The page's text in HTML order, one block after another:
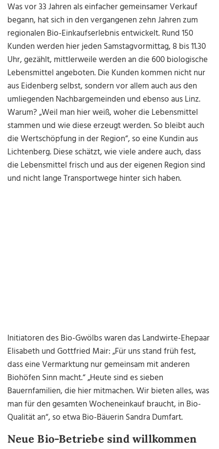
Was vor 33 Jahren als einfacher gemeinsamer Verkauf
begann, hat sich in den vergangenen zehn Jahren zum
regionalen Bio-Einkaufserlebnis entwickelt. Rund 150
Kunden werden hier jeden Samstagvormittag, 8 bis 11.30
Uhr, gezählt, mittlerweile werden an die 600 biologische
Lebensmittel angeboten. Die Kunden kommen nicht nur
aus Eidenberg selbst, sondern vor allem auch aus den
umliegenden Nachbargemeinden und ebenso aus Linz.
Warum? „Weil man hier weiß, woher die Lebensmittel
stammen und wie diese erzeugt werden. So bleibt auch
die Wertschöpfung in der Region“, so eine Kundin aus
Lichtenberg. Diese schätzt, wie viele andere auch, dass
die Lebensmittel frisch und aus der eigenen Region sind
und nicht lange Transportwege hinter sich haben.
Initiatoren des Bio-Gwölbs waren das Landwirte-Ehepaar
Elisabeth und Gottfried Mair: „Für uns stand früh fest,
dass eine Vermarktung nur gemeinsam mit anderen
Biohöfen Sinn macht.“ „Heute sind es sieben
Bauernfamilien, die hier mitmachen. Wir bieten alles, was
man für den gesamten Wocheneinkauf braucht, in Bio-
Qualität an“, so etwa Bio-Bäuerin Sandra Dumfart.
Neue Bio-Betriebe sind willkommen